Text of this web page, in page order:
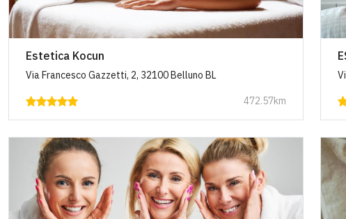
Estetica Kocun
Via Francesco Gazzetti, 2, 32100 Belluno BL
472.57km